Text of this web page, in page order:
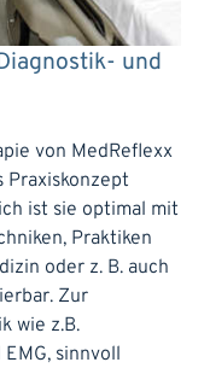
und
von MedReflexx
Praxiskonzept
ist sie optimal mit
Praktiken
oder z. B. auch
Zur
wie z.B.
sinnvoll